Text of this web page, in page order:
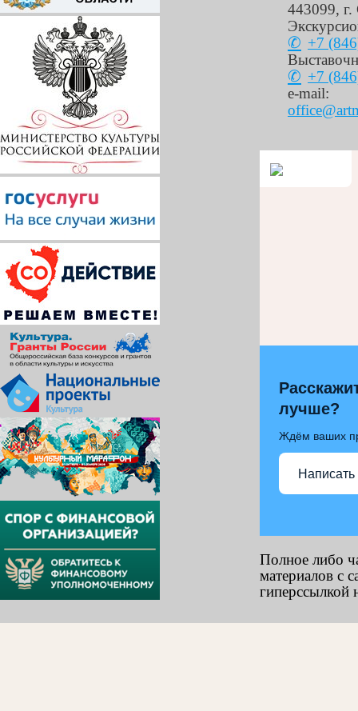
443099, г.
+7
+7
e-mail:
лучше?
Ждём ваших
Написать
Полное либо
материалов с
гиперссылкой